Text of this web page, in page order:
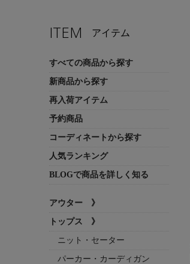
ITEM アイテム
すべての商品から探す
新商品から探す
再入荷アイテム
予約商品
コーディネートから探す
人気ランキング
BLOGで商品を詳しく知る
アウター 》
トップス 》
ニット・セーター
パーカー・カーディガン